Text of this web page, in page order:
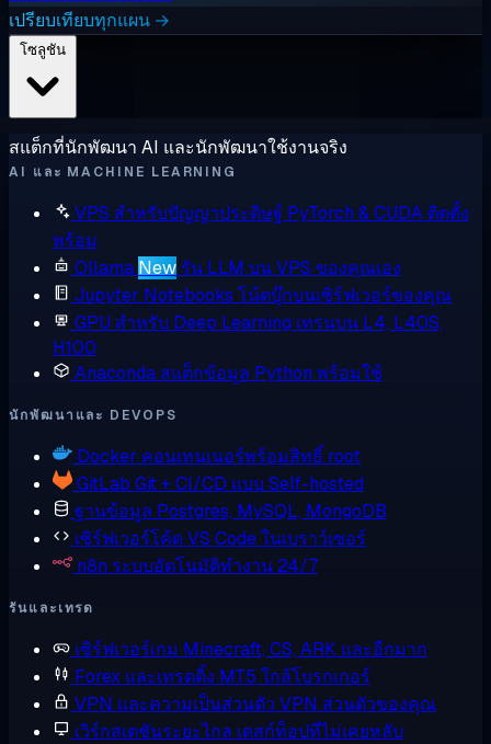
เปรียบเทียบทุกแผน →
สแต็กที่นักพัฒนา AI และนักพัฒนาใช้งานจริง
AI และ MACHINE LEARNING
VPS สำหรับปัญญาประดิษฐ์ PyTorch & CUDA ติดตั้ง
พร้อม
Ollama New รัน LLM บน VPS ของคุณเอง
Jupyter Notebooks โน้ตบุ๊กบนเซิร์ฟเวอร์ของคุณ
GPU สำหรับ Deep Learning เทรนบน L4, L40S,
H100
Anaconda สแต็กข้อมูล Python พร้อมใช้
นักพัฒนาและ DEVOPS
Docker คอนเทนเนอร์พร้อมสิทธิ์ root
GitLab Git + CI/CD แบบ Self-hosted
ฐานข้อมูล Postgres, MySQL, MongoDB
เซิร์ฟเวอร์โค้ดVS Code ในเบราว์เซอร์
n8n ระบบอัตโนมัติทำงาน 24/7
รันและเทรด
เซิร์ฟเวอร์เกม Minecraft, CS, ARK และอีกมาก
Forex และเทรดดิ้ง MT5 ใกล้โบรกเกอร์
VPN และความเป็นส่วนตัว VPN ส่วนตัวของคุณ
เวิร์กสเตชันระยะไกล เดสก์ท็อปที่ไม่เคยหลับ